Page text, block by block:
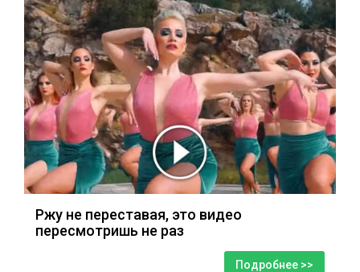
Ржу не переставая, это видео
пересмотришь не раз
Подробнее >>